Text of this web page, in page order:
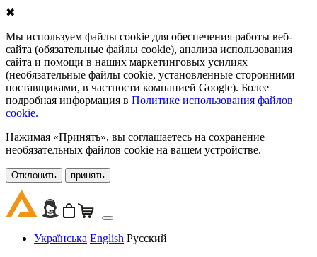
✖
Мы используем файлы cookie для обеспечения работы веб-
сайта (обязательные файлы cookie), анализа использования
сайта и помощи в наших маркетинговых усилиях
(необязательные файлы cookie, установленные сторонними
поставщиками, в частности компанией Google). Более
подробная информация в Политике использования файлов
cookie.
Нажимая «Принять», вы соглашаетесь на сохранение
необязательных файлов cookie на вашем устройстве.
Oтклонить принять
Українська English Русский